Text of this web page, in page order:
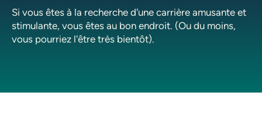
Si vous êtes à la recherche d'une carrière amusante et
stimulante, vous êtes au bon endroit. (Ou du moins,
vous pourriez l'être très bientôt).